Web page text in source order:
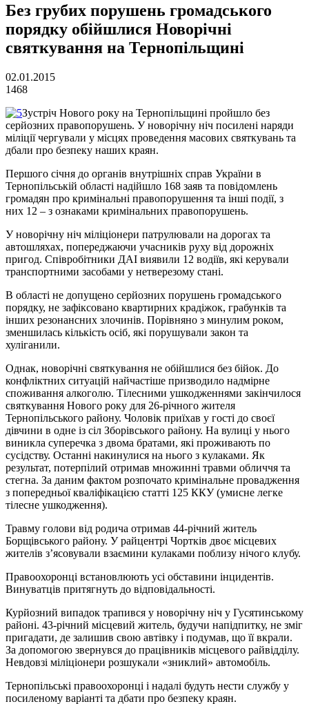
Без грубих порушень громадського
порядку обійшлися Новорічні
святкування на Тернопільщині
02.01.2015
1468
Зустріч Нового року на Тернопільщині пройшло без
серйозних правопорушень. У новорічну ніч посилені наряди
міліції чергували у місцях проведення масових святкувань та
дбали про безпеку наших краян.
Першого січня до органів внутрішніх справ України в
Тернопільській області надійшло 168 заяв та повідомлень
громадян про кримінальні правопорушення та інші події, з
них 12 – з ознаками кримінальних правопорушень.
У новорічну ніч міліціонери патрулювали на дорогах та
автошляхах, попереджаючи учасників руху від дорожніх
пригод. Співробітники ДАІ виявили 12 водіїв, які керували
транспортними засобами у нетверезому стані.
В області не допущено серйозних порушень громадського
порядку, не зафіксовано квартирних крадіжок, грабунків та
інших резонансних злочинів. Порівняно з минулим роком,
зменшилась кількість осіб, які порушували закон та
хуліганили.
Однак, новорічні святкування не обійшлися без бійок. До
конфліктних ситуацій найчастіше призводило надмірне
споживання алкоголю. Тілесними ушкодженнями закінчилося
святкування Нового року для 26-річного жителя
Тернопільського району. Чоловік приїхав у гості до своєї
дівчини в одне із сіл Зборівського району. На вулиці у нього
виникла суперечка з двома братами, які проживають по
сусідству. Останні накинулися на нього з кулаками. Як
результат, потерпілий отримав множинні травми обличчя та
стегна. За даним фактом розпочато кримінальне провадження
з попередньої кваліфікацією статті 125 ККУ (умисне легке
тілесне ушкодження).
Травму голови від родича отримав 44-річний житель
Борщівського району. У райцентрі Чортків двоє місцевих
жителів з’ясовували взаємини кулаками поблизу нічого клубу.
Правоохоронці встановлюють усі обставини інцидентів.
Винуватців притягнуть до відповідальності.
Курйозний випадок трапився у новорічну ніч у Гусятинському
районі. 43-річний місцевий житель, будучи напідпитку, не зміг
пригадати, де залишив свою автівку і подумав, що її вкрали.
За допомогою звернувся до працівників місцевого райвідділу.
Невдовзі міліціонери розшукали «зниклий» автомобіль.
Тернопільські правоохоронці і надалі будуть нести службу у
посиленому варіанті та дбати про безпеку краян.